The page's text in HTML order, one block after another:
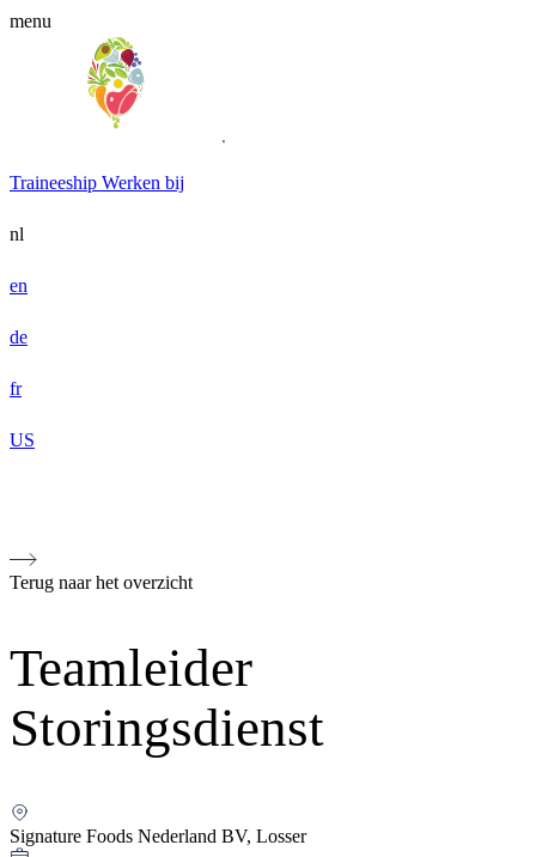
menu
Traineeship Werken bij
nl
en
de
fr
US
Terug naar het overzicht
Teamleider
Storingsdienst
Signature Foods Nederland BV, Losser